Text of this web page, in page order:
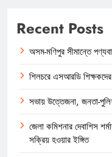
Recent Posts
অসম-মণিপুর সীমান্তে
শিলচরে এসআরডি
সভায় উত্তেজনা, জনতা-
জেলা কমিশনার দেবাশিস
সক্রিয় হওয়ার ইঙ্গিত